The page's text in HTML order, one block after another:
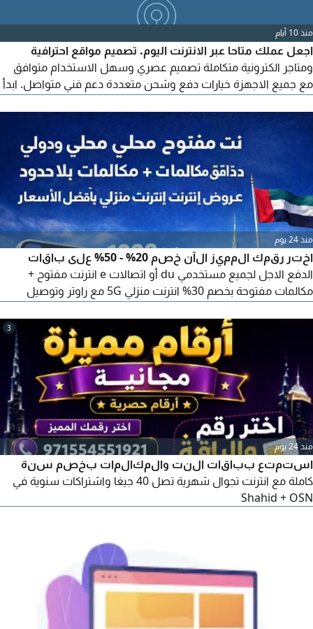
منذ 10 أيام
اجعل عملك متاحا عبر الانترنت اليوم. تصميم مواقع احترافية
ومتاجر الكترونية متكاملة تصميم عصري وسهل الاستخدام متوافق
مع جميع الاجهزة خيارات دفع وشحن متعددة دعم فني متواصل. ابدأ
منذ 24 يوم
اختر رقمك المميز الآن خصم 20% - 50% على باقات
الدفع الاجل لجميع مستخدمي du أو اتصالات e انترنت مفتوح +
مكالمات مفتوحة بخصم 30% انترنت منزلي 5G مع راوتر وتوصيل
شهرين من تفعيل الباقة متابعة ودعم مستمر بعد التفعيل للتواصل
3
منذ 24 يوم
استمتع بباقات النت والمكالمات بخصم سنة
كاملة مع انترنت تجوال شهرية تصل 40 جيغا واشتراكات سنوية في
Shahid + OSN